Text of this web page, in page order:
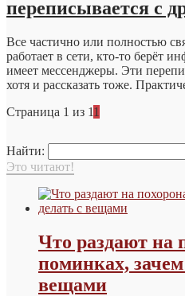
переписывается с
Все частично или полностью
работает в сети, кто-то берёт
имеет мессенджеры. Эти
хотя и рассказать тоже.
Страница 1 из 11
Найти:
Это читают!
Что раздают на
поминках,
вещами